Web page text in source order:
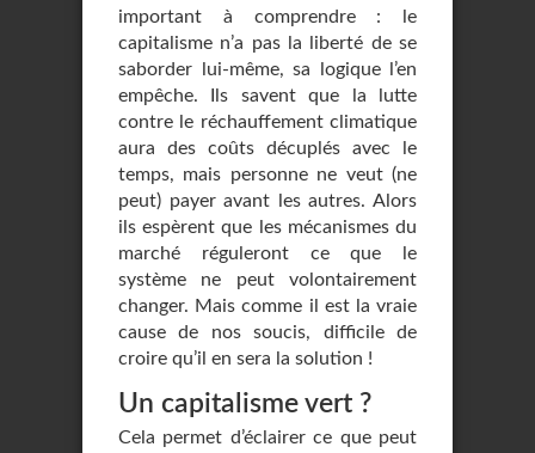
important à comprendre : le
capitalisme n’a pas la liberté de se
saborder lui-même, sa logique l’en
empêche. Ils savent que la lutte
contre le réchauffement climatique
aura des coûts décuplés avec le
temps, mais personne ne veut (ne
peut) payer avant les autres. Alors
ils espèrent que les mécanismes du
marché réguleront ce que le
système ne peut volontairement
changer. Mais comme il est la vraie
cause de nos soucis, difficile de
croire qu’il en sera la solution !
Un capitalisme vert ?
Cela permet d’éclairer ce que peut